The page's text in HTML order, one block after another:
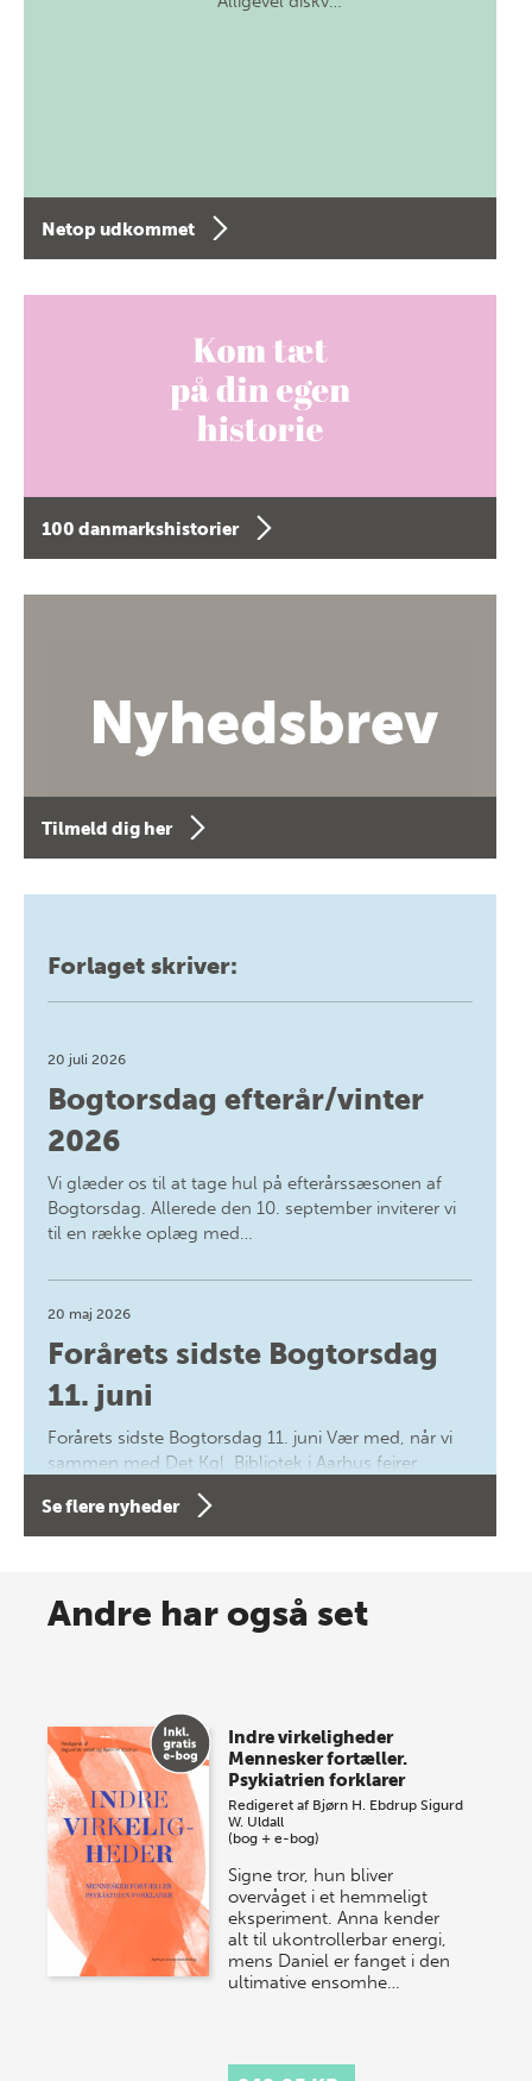
Netop udkommet
100 danmarkshistorier
Tilmeld dig her
Forlaget skriver:
20 juli 2026
Bogtorsdag efterår/vinter
2026
Vi glæder os til at tage hul på efterårssæsonen af
Bogtorsdag. Allerede den 10. september inviterer vi
til en række oplæg med…
20 maj 2026
Forårets sidste Bogtorsdag
11. juni
Forårets sidste Bogtorsdag 11. juni Vær med, når vi
sammen med Det Kgl. Bibliotek i Aarhus fejrer
forfatterne bag vores nyes…
Spar op til 70% til sommer-
store sommer-lagersalg, så sæt kryds i kalenderen
onsdag den 10. j…
Se flere nyheder
Andre har også set
Indre virkeligheder
Mennesker fortæller.
Psykiatrien forklarer
Redigeret af Bjørn H. Ebdrup Sigurd
W. Uldall
(bog + e-bog)
Signe tror, hun bliver
overvåget i et hemmeligt
eksperiment. Anna kender
alt til ukontrollerbar energi,
mens Daniel er fanget i den
ultimative ensomhe…